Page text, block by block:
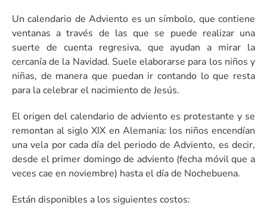
Un calendario de Adviento es un símbolo, que contiene
ventanas a través de las que se puede realizar una
suerte de cuenta regresiva, que ayudan a mirar la
cercanía de la Navidad. Suele elaborarse para los niños y
niñas, de manera que puedan ir contando lo que resta
para la celebrar el nacimiento de Jesús.
El origen del calendario de adviento es protestante y se
remontan al siglo XIX en Alemania: los niños encendían
una vela por cada día del periodo de Adviento, es decir,
desde el primer domingo de adviento (fecha móvil que a
veces cae en noviembre) hasta el día de Nochebuena.
Están disponibles a los siguientes costos: